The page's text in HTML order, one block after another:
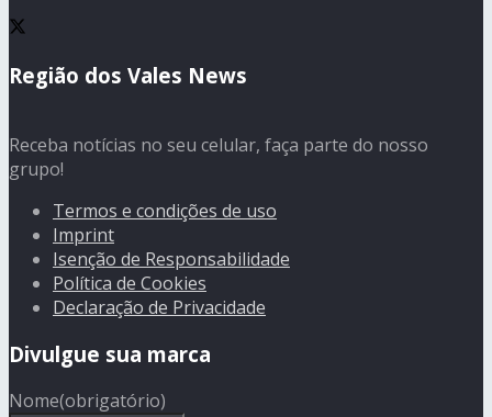
Região dos Vales News
Receba notícias no seu celular, faça parte do nosso
grupo!
Termos e condições de uso
Imprint
Isenção de Responsabilidade
Política de Cookies
Declaração de Privacidade
Divulgue sua marca
Nome(obrigatório)